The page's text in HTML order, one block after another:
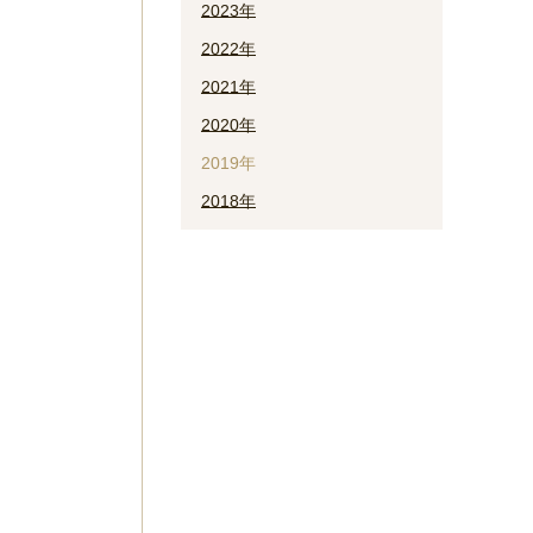
2023年
2022年
2021年
2020年
2019年
2018年